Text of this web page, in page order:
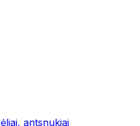
antsnukiai